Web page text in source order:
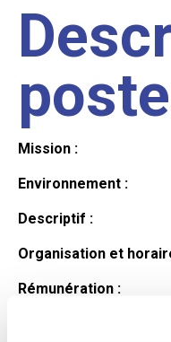
poste
Mission :
Environnement :
Descriptif :
Organisation et
Rémunération :